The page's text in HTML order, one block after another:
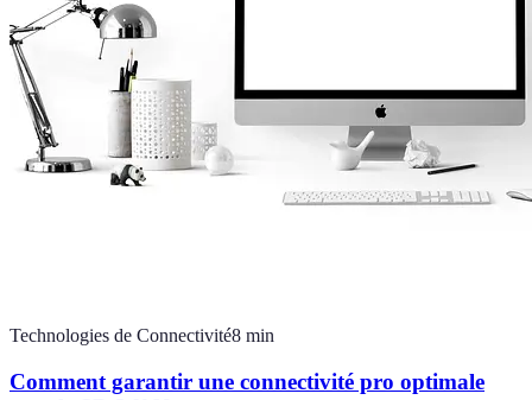
Technologies de Connectivité8 min
Comment garantir une connectivité pro optimale